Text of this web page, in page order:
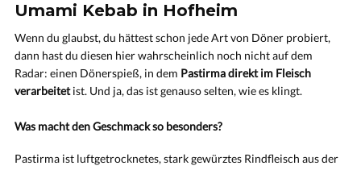
Umami Kebab in Hofheim
Wenn du glaubst, du hättest schon jede Art von Döner probiert,
dann hast du diesen hier wahrscheinlich noch nicht auf dem
Radar: einen Dönerspieß, in dem Pastirma direkt im Fleisch
verarbeitetist. Und ja, das ist genauso selten, wie es klingt.
Was macht den Geschmack so besonders?
Pastirma ist luftgetrocknetes, stark gewürztes Rindfleisch aus der